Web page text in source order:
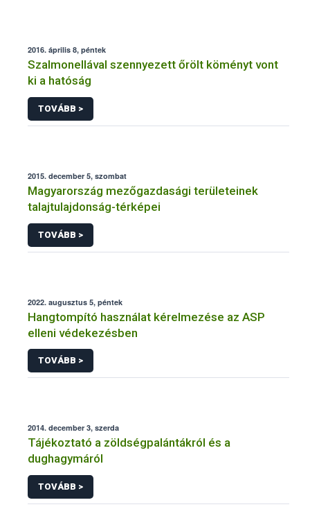
2016. április 8, péntek
Szalmonellával szennyezett őrölt köményt vont
ki a hatóság
TOVÁBB >
2015. december 5, szombat
Magyarország mezőgazdasági területeinek
talajtulajdonság-térképei
TOVÁBB >
2022. augusztus 5, péntek
Hangtompító használat kérelmezése az ASP
elleni védekezésben
TOVÁBB >
2014. december 3, szerda
Tájékoztató a zöldségpalántákról és a
dughagymáról
TOVÁBB >